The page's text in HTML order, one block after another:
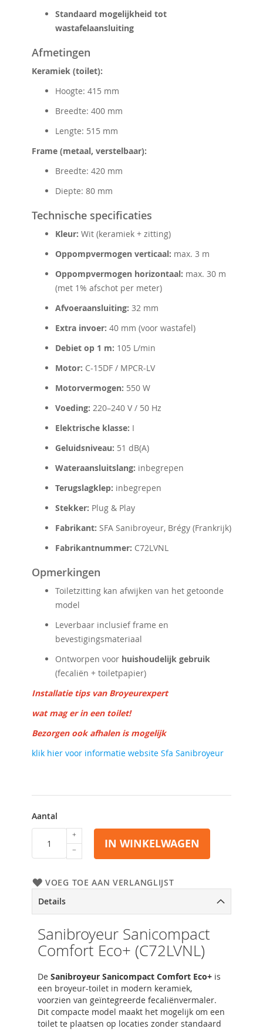
Standaard mogelijkheid tot
wastafelaansluiting
Afmetingen
Keramiek (toilet):
Hoogte: 415 mm
Breedte: 400 mm
Lengte: 515 mm
Frame (metaal, verstelbaar):
Breedte: 420 mm
Diepte: 80 mm
Technische specificaties
Kleur: Wit (keramiek + zitting)
Oppompvermogen verticaal: max. 3 m
Oppompvermogen horizontaal: max. 30 m
(met 1% afschot per meter)
Afvoeraansluiting: 32 mm
Extra invoer: 40 mm (voor wastafel)
Debiet op 1 m: 105 L/min
Motor: C-15DF / MPCR-LV
Motorvermogen: 550 W
Voeding: 220–240 V / 50 Hz
Elektrische klasse: I
Geluidsniveau: 51 dB(A)
Wateraansluitslang: inbegrepen
Terugslagklep: inbegrepen
Stekker: Plug & Play
Fabrikant: SFA Sanibroyeur, Brégy (Frankrijk)
Fabrikantnummer: C72LVNL
Opmerkingen
Toiletzitting kan afwijken van het getoonde
model
Leverbaar inclusief frame en
bevestigingsmateriaal
Ontworpen voor huishoudelijk gebruik
(fecaliën + toiletpapier)
Installatie tips van Broyeurexpert
wat mag er in een toilet!
Bezorgen ook afhalen is mogelijk
klik hier voor informatie website Sfa Sanibroyeur
Aantal
IN WINKELWAGEN
VOEG TOE AAN VERLANGLIJST
Details
Sanibroyeur Sanicompact
Comfort Eco+ (C72LVNL)
De Sanibroyeur Sanicompact Comfort Eco+ is
een broyeur-toilet in modern keramiek,
voorzien van geïntegreerde fecaliënvermaler.
Dit compacte model maakt het mogelijk om een
toilet te plaatsen op locaties zonder standaard